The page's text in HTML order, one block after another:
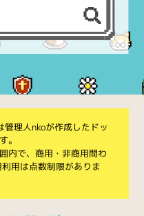
管理人nkoが作成したドッ
。
内で、商用・非商用問わ
用は点数制限がありま